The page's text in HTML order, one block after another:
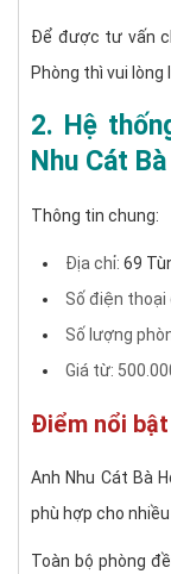
Để được tư vấn
Phòng thì vui lòng
2. Hệ
Nhu Cát
Thông tin chung:
Địa chỉ: 69
Số điện thoại
Số lượng
Giá từ:
Điểm nổi
Anh Nhu Cát Bà
phù hợp cho
Toàn bộ phòng